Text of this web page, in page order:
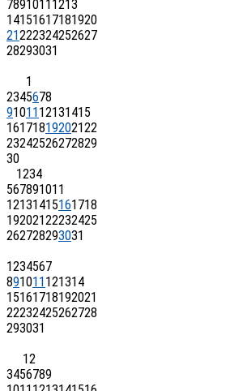
78910111213
14151617181920
21222324252627
28293031
1
2345678
9101112131415
16171819202122
23242526272829
30
1234
567891011
12131415161718
19202122232425
262728293031
1234567
891011121314
15161718192021
22232425262728
293031
12
3456789